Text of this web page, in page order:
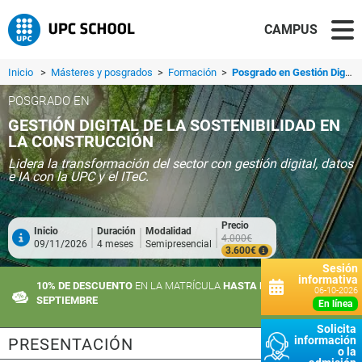
CAMPUS
Inicio > Másteres y posgrados > Formación > Posgrado en Gestión Digital de la Sostenibilidad en la Construcción
Sesión
informativa
06-10-2026
en línea
Solicita
información
o la
POSGRADO EN
GESTIÓN DIGITAL DE LA SOSTENIBILIDAD EN
LA CONSTRUCCIÓN
Lidera la transformación del sector con gestión digital, datos
e IA con la UPC y el ITeC.
Inicio
09/11/2026
Duración
4 meses
Modalidad
Semipresencial
Precio
4.000€
3.600€
10% DE DESCUENTO EN LA MATRÍCULA HASTA EL 21 DE
SEPTIEMBRE
PRESENTACIÓN